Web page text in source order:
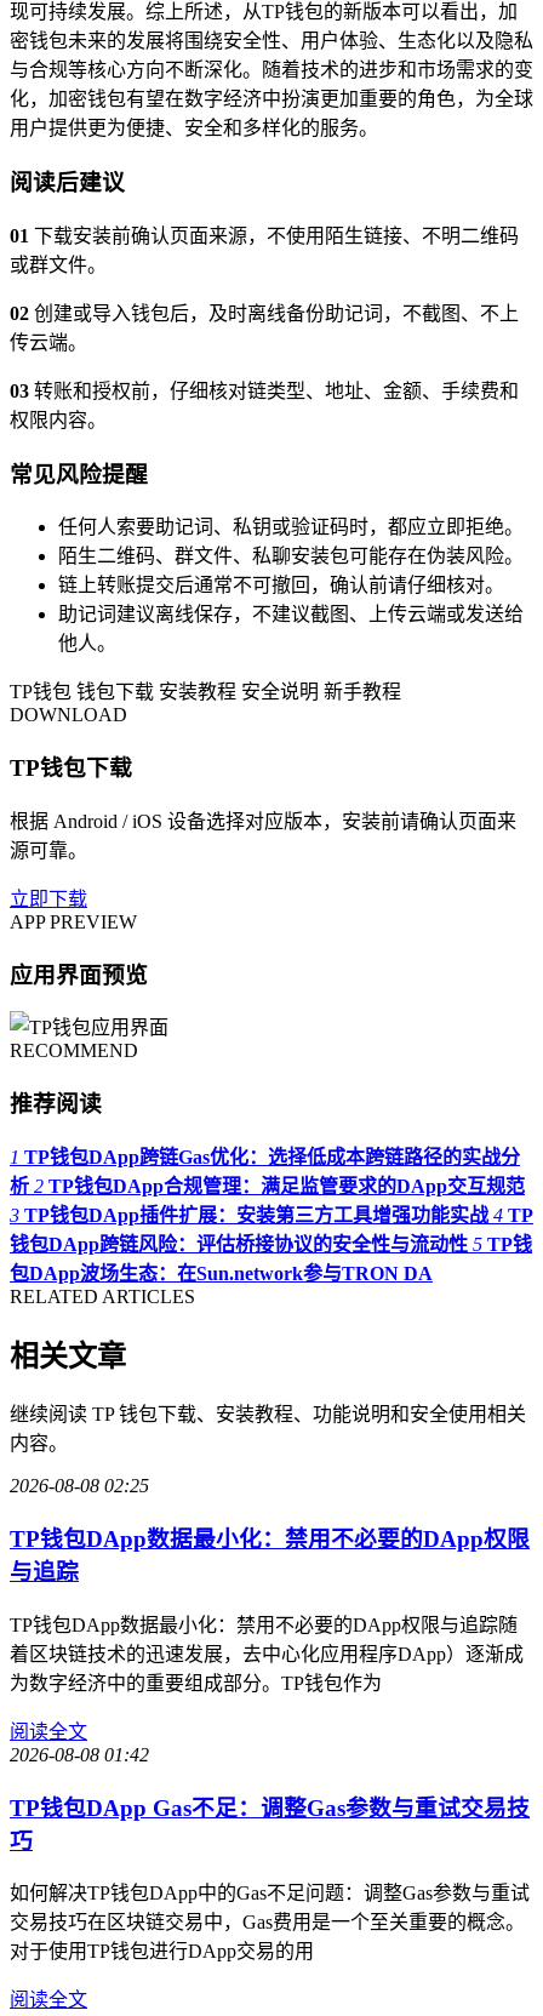
现可持续发展。综上所述，从TP钱包的新版本可以看出，加
密钱包未来的发展将围绕安全性、用户体验、生态化以及隐私
与合规等核心方向不断深化。随着技术的进步和市场需求的变
化，加密钱包有望在数字经济中扮演更加重要的角色，为全球
用户提供更为便捷、安全和多样化的服务。
阅读后建议
01 下载安装前确认页面来源，不使用陌生链接、不明二维码
或群文件。
02 创建或导入钱包后，及时离线备份助记词，不截图、不上
传云端。
03 转账和授权前，仔细核对链类型、地址、金额、手续费和
权限内容。
常见风险提醒
任何人索要助记词、私钥或验证码时，都应立即拒绝。
陌生二维码、群文件、私聊安装包可能存在伪装风险。
链上转账提交后通常不可撤回，确认前请仔细核对。
助记词建议离线保存，不建议截图、上传云端或发送给
他人。
TP钱包 钱包下载 安装教程 安全说明 新手教程
DOWNLOAD
TP钱包下载
根据 Android / iOS 设备选择对应版本，安装前请确认页面来
源可靠。
立即下载
APP PREVIEW
应用界面预览
RECOMMEND
推荐阅读
1 TP钱包DApp跨链Gas优化：选择低成本跨链路径的实战分
析 2 TP钱包DApp合规管理：满足监管要求的DApp交互规范
3 TP钱包DApp插件扩展：安装第三方工具增强功能实战 4 TP
钱包DApp跨链风险：评估桥接协议的安全性与流动性 5 TP钱
包DApp波场生态：在Sun.network参与TRON DA
RELATED ARTICLES
相关文章
继续阅读 TP 钱包下载、安装教程、功能说明和安全使用相关
内容。
2026-08-08 02:25
TP钱包DApp数据最小化：禁用不必要的DApp权限
与追踪
TP钱包DApp数据最小化：禁用不必要的DApp权限与追踪随
着区块链技术的迅速发展，去中心化应用程序DApp）逐渐成
为数字经济中的重要组成部分。TP钱包作为
阅读全文
2026-08-08 01:42
TP钱包DApp Gas不足：调整Gas参数与重试交易技
巧
如何解决TP钱包DApp中的Gas不足问题：调整Gas参数与重试
交易技巧在区块链交易中，Gas费用是一个至关重要的概念。
对于使用TP钱包进行DApp交易的用
阅读全文